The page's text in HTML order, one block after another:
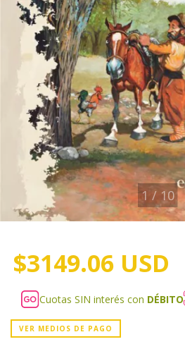
1 / 10
$3149.06 USD
Cuotas SIN interés con DÉBITO
VER MEDIOS DE PAGO